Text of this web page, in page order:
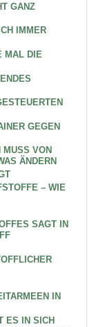
GANZ
IMMER
MAL DIE
GEGEN
MUSS VON
ÄNDERN
– WIE
SAGT IN
IN
ES IN SICH